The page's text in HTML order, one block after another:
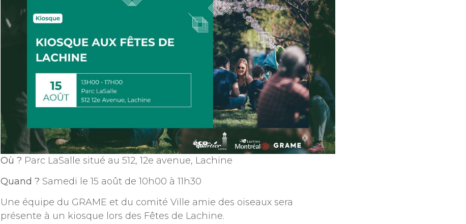
Où ? Parc LaSalle situé au 512, 12e avenue, Lachine
Quand ? Samedi le 15 août de 10h00 à 11h30
Une équipe du GRAME et du comité Ville amie des oiseaux sera
présente à un kiosque lors des Fêtes de Lachine.